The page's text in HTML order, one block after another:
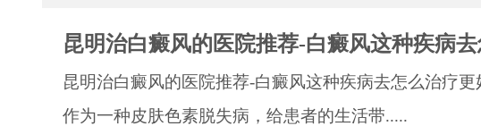
昆明治白癜风的医院推荐-白癜风这种疾病
昆明治白癜风的医院推荐-白癜风这种疾病去怎么治疗更
作为一种皮肤色素脱失病，给患者的生活带.....